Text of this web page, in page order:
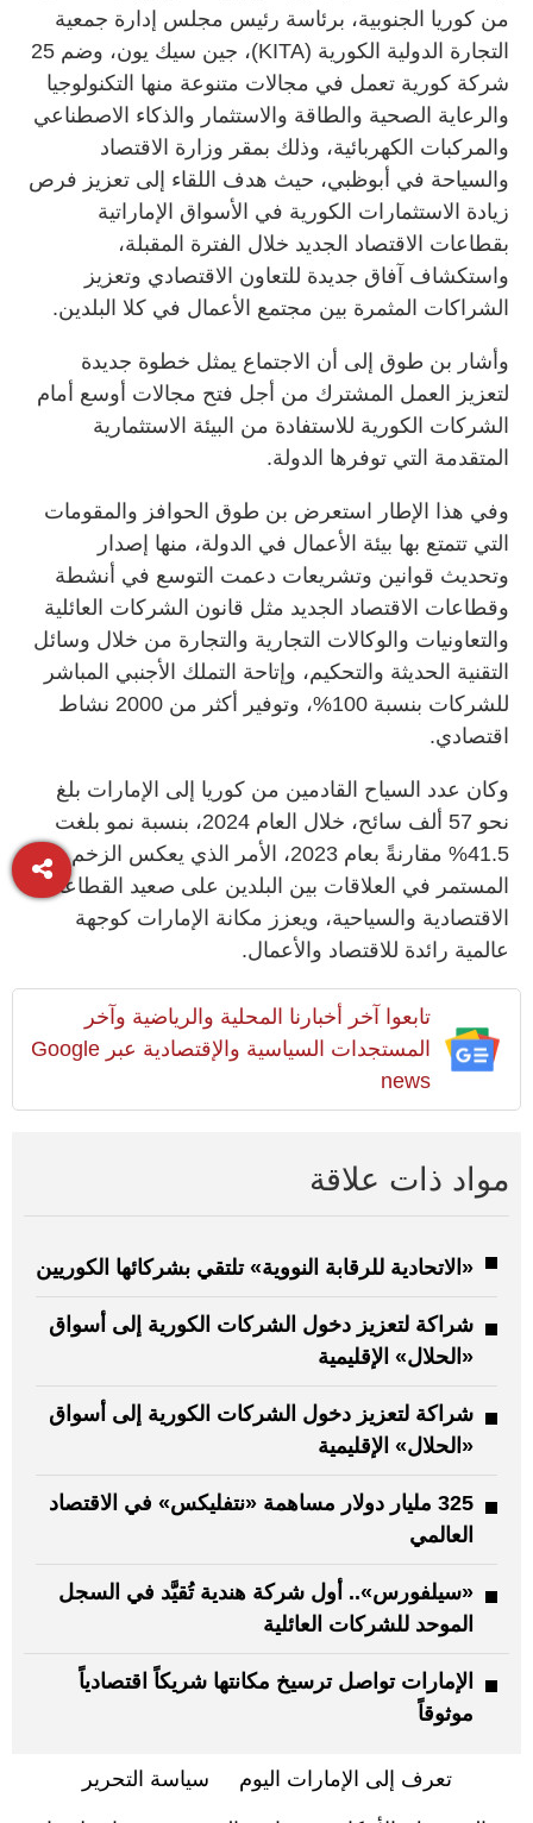
من كوريا الجنوبية، برئاسة رئيس مجلس إدارة جمعية
التجارة الدولية الكورية (KITA)، جين سيك يون، وضم 25
شركة كورية تعمل في مجالات متنوعة منها التكنولوجيا
والرعاية الصحية والطاقة والاستثمار والذكاء الاصطناعي
والمركبات الكهربائية، وذلك بمقر وزارة الاقتصاد
والسياحة في أبوظبي، حيث هدف اللقاء إلى تعزيز فرص
زيادة الاستثمارات الكورية في الأسواق الإماراتية
بقطاعات الاقتصاد الجديد خلال الفترة المقبلة،
واستكشاف آفاق جديدة للتعاون الاقتصادي وتعزيز
الشراكات المثمرة بين مجتمع الأعمال في كلا البلدين.
وأشار بن طوق إلى أن الاجتماع يمثل خطوة جديدة
لتعزيز العمل المشترك من أجل فتح مجالات أوسع أمام
الشركات الكورية للاستفادة من البيئة الاستثمارية
المتقدمة التي توفرها الدولة.
وفي هذا الإطار استعرض بن طوق الحوافز والمقومات
التي تتمتع بها بيئة الأعمال في الدولة، منها إصدار
وتحديث قوانين وتشريعات دعمت التوسع في أنشطة
وقطاعات الاقتصاد الجديد مثل قانون الشركات العائلية
والتعاونيات والوكالات التجارية والتجارة من خلال وسائل
التقنية الحديثة والتحكيم، وإتاحة التملك الأجنبي المباشر
للشركات بنسبة 100%، وتوفير أكثر من 2000 نشاط
اقتصادي.
وكان عدد السياح القادمين من كوريا إلى الإمارات بلغ
نحو 57 ألف سائح، خلال العام 2024، بنسبة نمو بلغت
41.5% مقارنةً بعام 2023، الأمر الذي يعكس الزخم
المستمر في العلاقات بين البلدين على صعيد القطاعات
الاقتصادية والسياحية، ويعزز مكانة الإمارات كوجهة
عالمية رائدة للاقتصاد والأعمال.
تابعوا آخر أخبارنا المحلية والرياضية وآخر
المستجدات السياسية والإقتصادية عبر Google
news
مواد ذات علاقة
«الاتحادية للرقابة النووية» تلتقي بشركائها الكوريين
شراكة لتعزيز دخول الشركات الكورية إلى أسواق
«الحلال» الإقليمية
شراكة لتعزيز دخول الشركات الكورية إلى أسواق
«الحلال» الإقليمية
325 مليار دولار مساهمة «نتفليكس» في الاقتصاد
العالمي
«سيلفورس».. أول شركة هندية تُقيَّد في السجل
الموحد للشركات العائلية
الإمارات تواصل ترسيخ مكانتها شريكاً اقتصادياً
موثوقاً
تعرف إلى الإمارات اليوم سياسة التحرير